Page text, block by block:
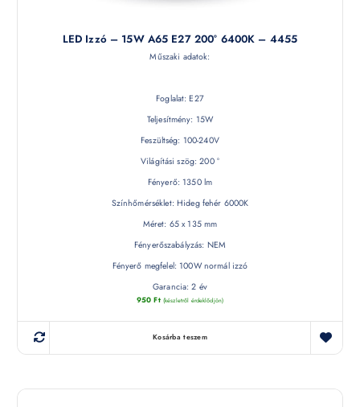
LED Izzó – 15W A65 E27 200° 6400K – 4455
Műszaki adatok:
Foglalat: E27
Teljesítmény: 15W
Feszültség: 100-240V
Világítási szög: 200 °
Fényerő: 1350 lm
Színhőmérséklet: Hideg fehér 6000K
Méret: 65 x 135 mm
Fényerőszabályzás: NEM
Fényerő megfelel: 100W normál izzó
Garancia: 2 év
950Ft (készletről érdeklődjön)
Kosárba teszem